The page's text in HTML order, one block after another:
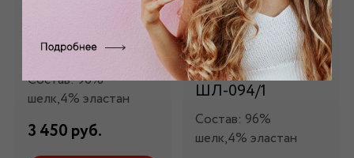
Шелк натуральный
принтом ШЛ-094
Состав: 96%
шелк,4% эластан
3 450 руб.
Шелк натуральный
зеленый с крупным
цветочным
принтом
ШЛ-094/1
Состав: 96%
шелк,4% эластан